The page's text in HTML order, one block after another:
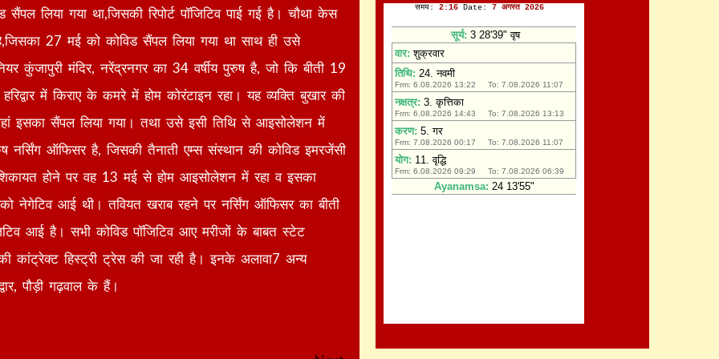
लिया गया था,जिसकी रिपोर्ट पॉजिटिव पाई गई है। चौथा केस
27 मई को कोविड सैंपल लिया गया था साथ ही उसे
कुंजापुरी मंदिर, नरेंद्रनगर का 34 वर्षीय पुरुष है, जो कि बीती 19
में किराए के कमरे में होम कोरंटाइन रहा। यह व्यक्ति बुखार की
इसका सैंपल लिया गया। तथा उसे इसी तिथि से आइसोलेशन में
नर्सिंग ऑफिसर है, जिसकी तैनाती एम्स संस्थान की कोविड इमरजेंसी
होने पर वह 13 मई से होम आइसोलेशन में रहा व इसका
नेगेटिव आई थी। तवियत खराब रहने पर नर्सिंग ऑफिसर का बीती
आई है। सभी कोविड पॉजिटिव आए मरीजों के बाबत स्टेट
कांट्रेक्ट हिस्ट्री ट्रेस की जा रही है। इनके अलावा7 अन्य
पौड़ी गढ़वाल के हैं।